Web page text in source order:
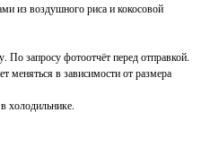
из воздушного риса и кокосовой
По запросу фотоотчёт перед отправкой.
меняться в зависимости от размера
холодильнике.